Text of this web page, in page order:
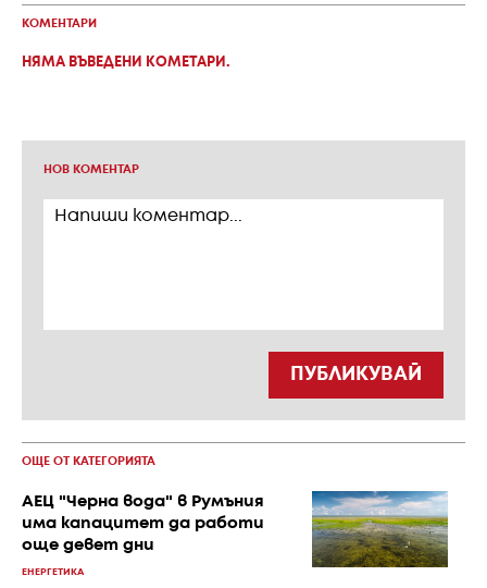
КОМЕНТАРИ
НЯМА ВЪВЕДЕНИ КОМЕТАРИ.
НОВ КОМЕНТАР
ПУБЛИКУВАЙ
ОЩЕ ОТ КАТЕГОРИЯТА
АЕЦ "Черна вода" в Румъния
има капацитет да работи
още девет дни
ЕНЕРГЕТИКА